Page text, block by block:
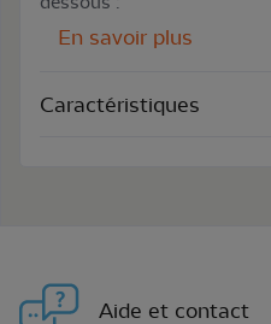
En savoir plus
Caractéristiques
Aide et contact